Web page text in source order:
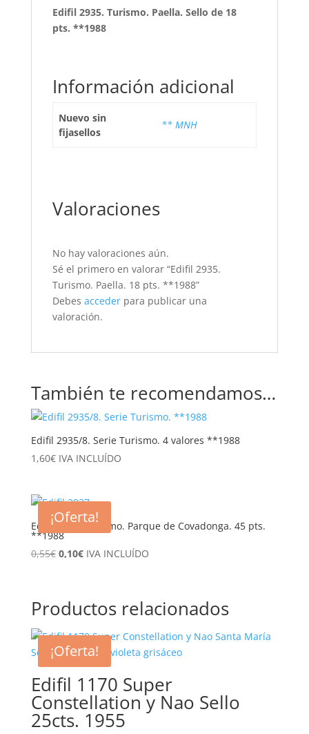
Edifil 2935. Turismo. Paella. Sello de 18
pts. **1988
Información adicional
Nuevo sin
fijasellos
** MNH
Valoraciones
No hay valoraciones aún.
Sé el primero en valorar “Edifil 2935.
Turismo. Paella. 18 pts. **1988”
Debes accederpara publicar una
valoración.
También te recomendamos…
Edifil 2935/8. Serie Turismo. 4 valores **1988
1,60€ IVA INCLUÍDO
¡Oferta!
Edifil 2937. Turismo. Parque de Covadonga. 45 pts.
**1988
0,55€ El
era:
0,55€.
0,10€El
es:
0,10€.
IVA INCLUÍDO
Productos relacionados
¡Oferta!
Edifil 1170 Super
Constellation y Nao Sello
25cts. 1955